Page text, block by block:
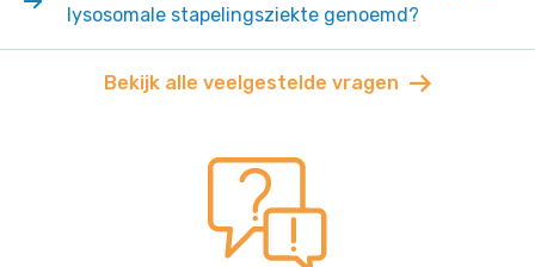
lysosomale stapelingsziekte genoemd?
Bekijk alle veelgestelde vragen